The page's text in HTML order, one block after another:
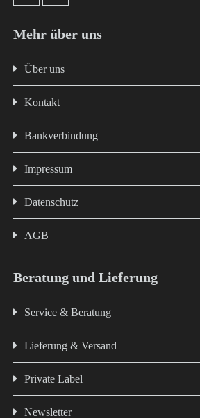
Mehr über uns
Über uns
Kontakt
Bankverbindung
Impressum
Datenschutz
AGB
Beratung und Lieferung
Service & Beratung
Lieferung & Versand
Private Label
Newsletter